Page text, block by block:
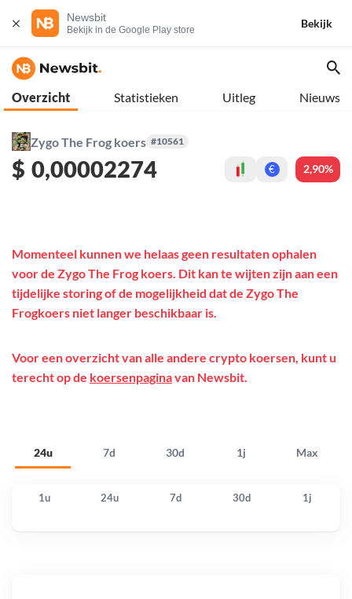
Newsbit
Bekijk in de Google Play store
Bekijk
Overzicht Statistieken Uitleg Nieuws
Zygo The Frog koers #10561
$ 0,00002274 € 2,90%
24u 7d 30d 1j Max
Momenteel kunnen we helaas geen resultaten ophalen
voor de Zygo The Frog koers. Dit kan te wijten zijn aan een
tijdelijke storing of de mogelijkheid dat de Zygo The
Frogkoers niet langer beschikbaar is.
Voor een overzicht van alle andere crypto koersen, kunt u
terecht op de koersenpaginavan Newsbit.
1u 24u 7d 30d 1j